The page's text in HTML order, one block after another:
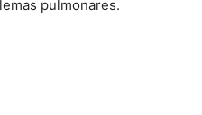
pulmonares.